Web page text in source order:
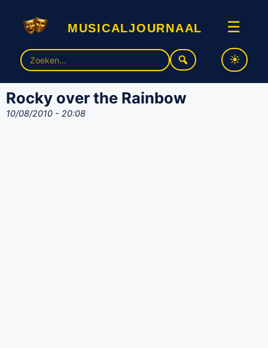
musicaljournaal ☰
Zoek
naar:
Rocky over the Rainbow
10/08/2010 - 20:08